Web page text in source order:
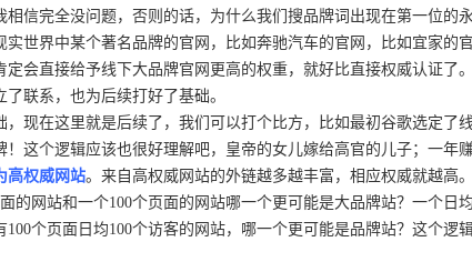
信完全没问题，否则的话，为什么我们搜品牌词出现在第一位的
世界中某个著名品牌的官网，比如奔驰汽车的官网，比如宜家的
会直接给予线下大品牌官网更高的权重，就好比直接权威认证
联系，也为后续打好了基础。
现在这里就是后续了，我们可以打个比方，比如最初谷歌选定了
这个逻辑应该也很好理解吧，皇帝的女儿嫁给高官的儿子；一年
高权威网站。来自高权威网站的外链越多越丰富，相应权威就越高
的网站和一个100个页面的网站哪一个更可能是大品牌站？一个日
个页面日均100个访客的网站，哪一个更可能是品牌站？这个逻